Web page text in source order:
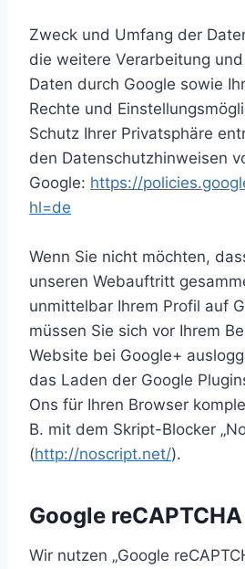
Zweck und Umfang der
die weitere Verarbeitung
Daten durch Google sowie
Rechte und
Schutz Ihrer Privatsphäre
den Datenschutzhinweisen
Google: https://
hl=de
Wenn Sie nicht möchten,
unseren Webauftritt
unmittelbar Ihrem Profil auf
müssen Sie sich vor Ihrem
Website bei Google+
das Laden der Google
Ons für Ihren Browser
B. mit dem Skript-Blocker
(http://noscript.net/).
Google reCAPTCHA
Wir nutzen „Google